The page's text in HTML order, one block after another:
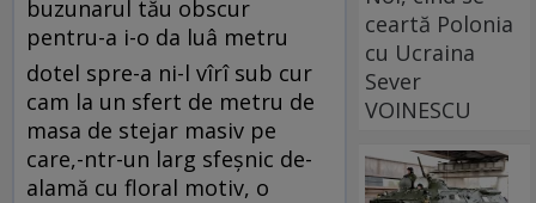
buzunarul tău obscur
pentru-a i-o da luâ metru
dotel spre-a ni-l vîrî sub cur
cam la un sfert de metru de
masa de stejar masiv pe
care,-ntr-un larg sfeşnic de-
alamă cu floral motiv, o
ceartă Polonia
cu Ucraina
Sever
VOINESCU